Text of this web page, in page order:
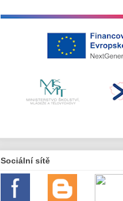
Sociální sítě